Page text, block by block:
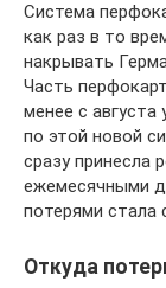
Система
как раз в то
накрывать
Часть
менее с августа
по этой новой
сразу принесла
ежемесячными
потерями стала
Откуда